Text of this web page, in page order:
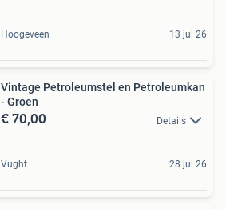
Hoogeveen 13 jul 26
Vintage Petroleumstel en Petroleumkan
- Groen
€ 70,00 Details
Vught 28 jul 26